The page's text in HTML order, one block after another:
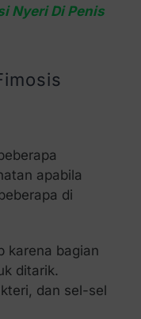
Nyeri Di Penis
apabila
di
karena bagian
ditarik.
dan sel-sel